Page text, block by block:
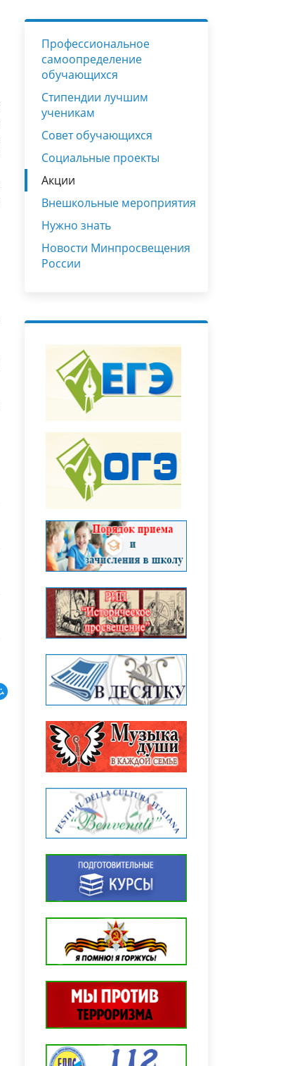
Руководство
Педагогический состав
Вакантные места для приёма (перевода)
обучающихся
Организация питания в
образовательной организации
Сетевое взаимодействие
Анкетирование
ШСК
Формирование профильных классов
Штаб воспитательной работы
Нужно знать
Некоммерческий благотворительный
фонд «ОПОРА»
Приём обучающихся в
образовательную организацию
Профессиональное
самоопределение
обучающихся
Стипендии лучшим
ученикам
Совет обучающихся
Социальные проекты
Акции
Внешкольные мероприятия
Нужно знать
Новости Минпросвещения
России